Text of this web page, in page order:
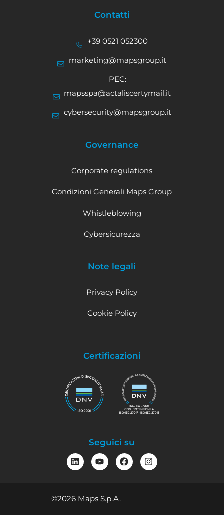
Contatti
+39 0521 052300
marketing@mapsgroup.it
PEC:
mapsspa@actaliscertymail.it
cybersecurity@mapsgroup.it
Governance
Corporate regulations
Condizioni Generali Maps Group
Whistleblowing
Cybersicurezza
Note legali
Privacy Policy
Cookie Policy
Certificazioni
Seguici su
©2026 Maps S.p.A.